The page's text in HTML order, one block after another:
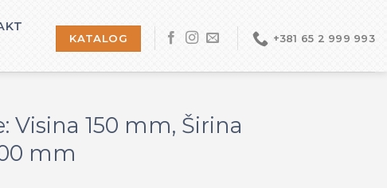
KATALOG +381 65 2 999 993
Visina 150 mm, Širina
mm